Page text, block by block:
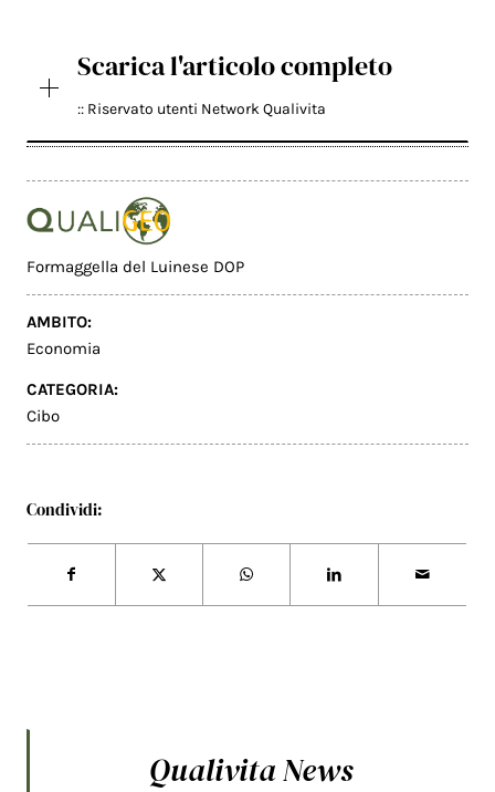
Scarica l'articolo completo
:: Riservato utenti Network Qualivita
Formaggella del Luinese DOP
AMBITO:
Economia
CATEGORIA:
Cibo
Condividi:
Qualivita News